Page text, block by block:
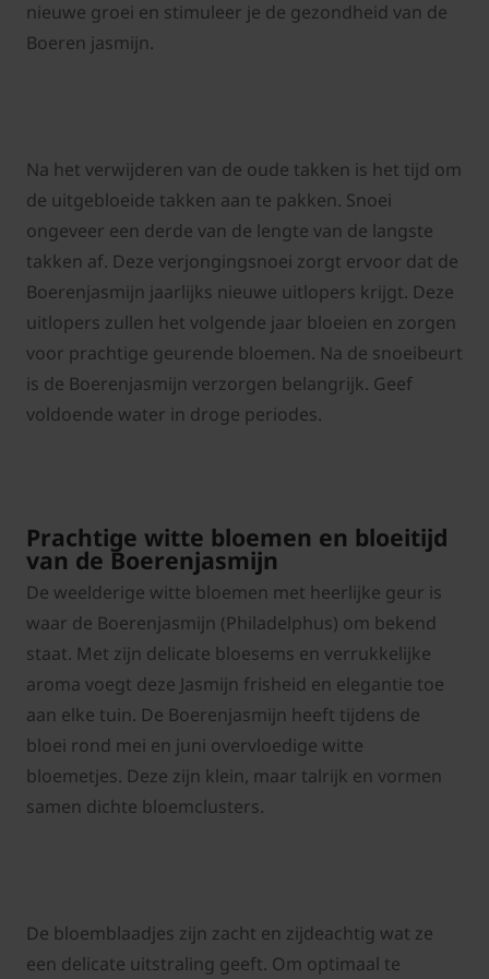
nieuwe groei en stimuleer je de gezondheid van de
Boeren jasmijn.
Na het verwijderen van de oude takken is het tijd om
de uitgebloeide takken aan te pakken. Snoei
ongeveer een derde van de lengte van de langste
takken af. Deze verjongingsnoei zorgt ervoor dat de
Boerenjasmijn jaarlijks nieuwe uitlopers krijgt. Deze
uitlopers zullen het volgende jaar bloeien en zorgen
voor prachtige geurende bloemen. Na de snoeibeurt
is de Boerenjasmijn verzorgen belangrijk. Geef
voldoende water in droge periodes.
Prachtige witte bloemen en bloeitijd
van de Boerenjasmijn
De weelderige witte bloemen met heerlijke geur is
waar de Boerenjasmijn (Philadelphus) om bekend
staat. Met zijn delicate bloesems en verrukkelijke
aroma voegt deze Jasmijn frisheid en elegantie toe
aan elke tuin. De Boerenjasmijn heeft tijdens de
bloei rond mei en juni overvloedige witte
bloemetjes. Deze zijn klein, maar talrijk en vormen
samen dichte bloemclusters.
De bloemblaadjes zijn zacht en zijdeachtig wat ze
een delicate uitstraling geeft. Om optimaal te